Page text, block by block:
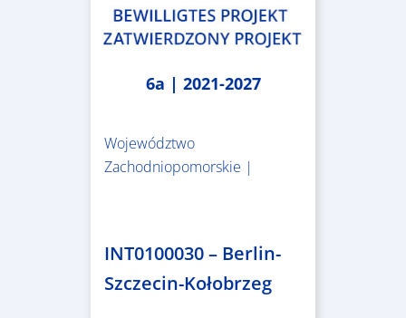
6a | 2021-2027
Województwo
Zachodniopomorskie |
INT0100030 – Berlin-
Szczecin-Kołobrzeg